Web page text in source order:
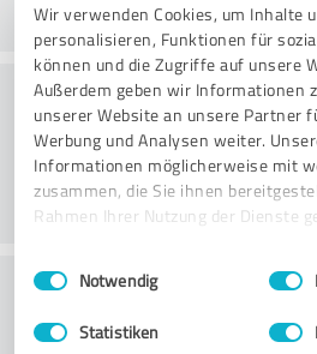
Wir verwenden Cookies, um Inhalte
personalisieren, Funktionen für
können und die Zugriffe auf unsere
Außerdem geben wir Informationen
unserer Website an unsere Partner
Werbung und Analysen weiter.
Informationen möglicherweise mit
zusammen, die Sie ihnen
Rahmen Ihrer Nutzung der Dienste
Impressum
Einwilligungsauswahl
Notwendig
Statistiken